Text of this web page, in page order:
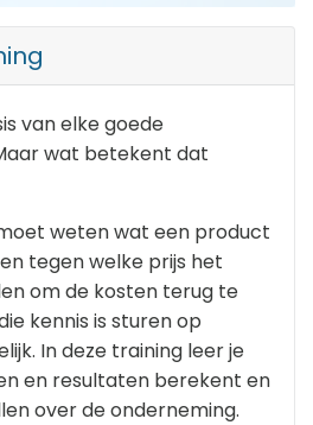
van elke goede
wat betekent dat
weten wat een product
tegen welke prijs het
om de kosten terug te
kennis is sturen op
In deze training leer je
en resultaten berekent en
over de onderneming.